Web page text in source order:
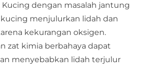
dengan masalah jantung
menjulurkan lidah dan
kekurangan oksigen.
zat kimia berbahaya dapat
menyebabkan lidah terjulur